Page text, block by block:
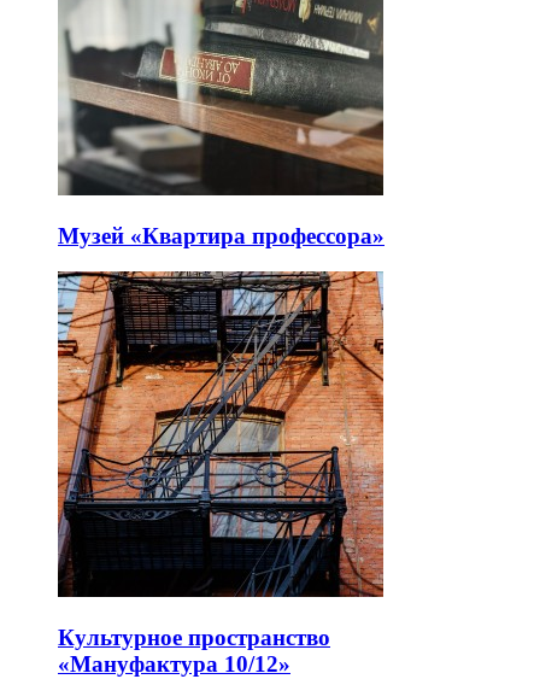
Музей «Квартира профессора»
Культурное пространство
«Мануфактура 10/12»